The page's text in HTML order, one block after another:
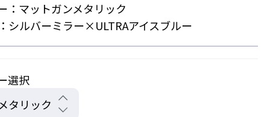
：マットガンメタリック
シルバーミラー×ULTRAアイスブルー
選択